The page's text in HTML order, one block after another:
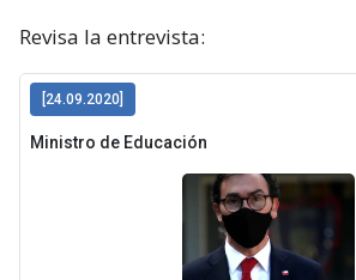
Revisa la entrevista: